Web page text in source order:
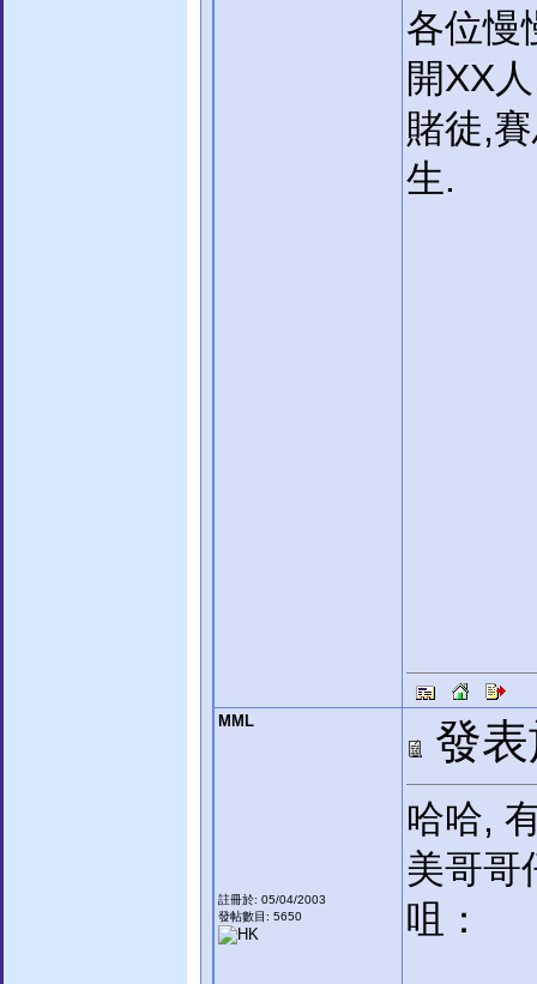
各位慢
開XX
賭徒,
生.
MML
註冊於: 05/04/2003
發帖數目: 5650
發
哈哈,
美哥哥
咀：